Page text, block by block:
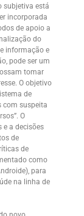
subjetiva está
incorporada
de apoio a
do
informação e
pode ser um
tomar
O objetivo
de
com suspeita
O
e a decisões
de
de
como
para
na linha de